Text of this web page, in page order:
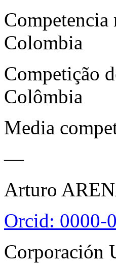
Competencia
Colombia
Competição
Colômbia
Media
—
Arturo
Orcid: 0000-
Corporación